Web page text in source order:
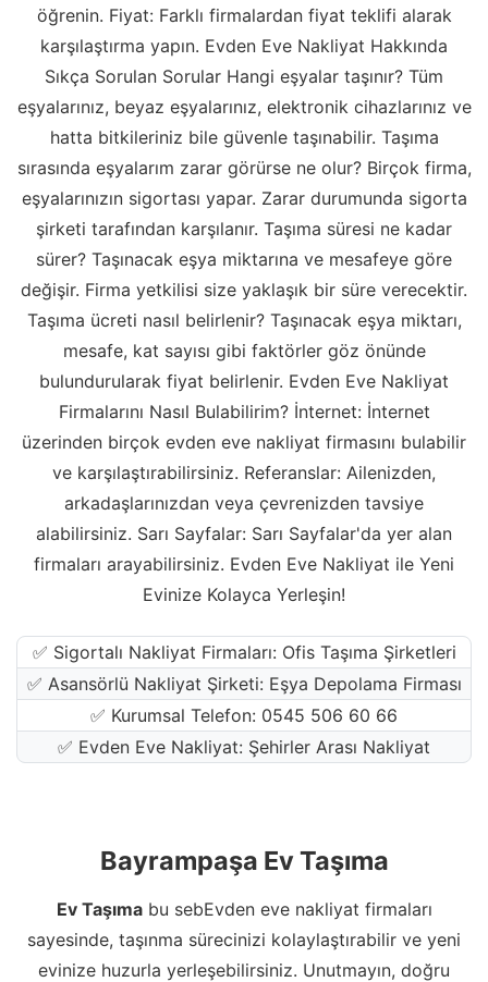
öğrenin. Fiyat: Farklı firmalardan fiyat teklifi alarak
karşılaştırma yapın. Evden Eve Nakliyat Hakkında
Sıkça Sorulan Sorular Hangi eşyalar taşınır? Tüm
eşyalarınız, beyaz eşyalarınız, elektronik cihazlarınız ve
hatta bitkileriniz bile güvenle taşınabilir. Taşıma
sırasında eşyalarım zarar görürse ne olur? Birçok firma,
eşyalarınızın sigortası yapar. Zarar durumunda sigorta
şirketi tarafından karşılanır. Taşıma süresi ne kadar
sürer? Taşınacak eşya miktarına ve mesafeye göre
değişir. Firma yetkilisi size yaklaşık bir süre verecektir.
Taşıma ücreti nasıl belirlenir? Taşınacak eşya miktarı,
mesafe, kat sayısı gibi faktörler göz önünde
bulundurularak fiyat belirlenir. Evden Eve Nakliyat
Firmalarını Nasıl Bulabilirim? İnternet: İnternet
üzerinden birçok evden eve nakliyat firmasını bulabilir
ve karşılaştırabilirsiniz. Referanslar: Ailenizden,
arkadaşlarınızdan veya çevrenizden tavsiye
alabilirsiniz. Sarı Sayfalar: Sarı Sayfalar'da yer alan
firmaları arayabilirsiniz. Evden Eve Nakliyat ile Yeni
Evinize Kolayca Yerleşin!
✅ Sigortalı Nakliyat Firmaları: Ofis Taşıma Şirketleri
✅ Asansörlü Nakliyat Şirketi: Eşya Depolama Firması
✅ Kurumsal Telefon: 0545 506 60 66
✅ Evden Eve Nakliyat: Şehirler Arası Nakliyat
Bayrampaşa Ev Taşıma
Ev Taşımabu sebEvden eve nakliyat firmaları
sayesinde, taşınma sürecinizi kolaylaştırabilir ve yeni
evinize huzurla yerleşebilirsiniz. Unutmayın, doğru